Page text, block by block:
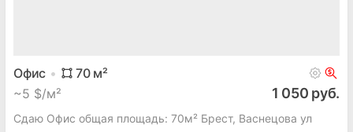
Офис 70м²
~5 $/м² 1 050 руб.
Сдаю Офис общая площадь: 70м² Брест, Васнецова ул